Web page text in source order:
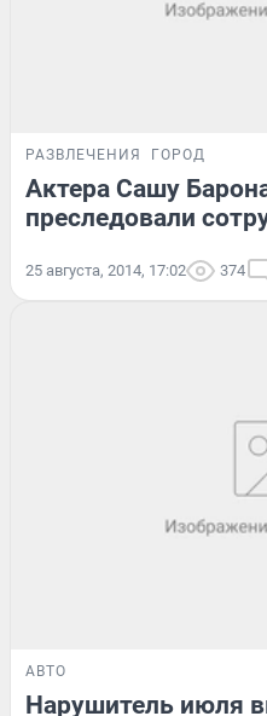
РАЗВЛЕЧЕНИЯ ГОРОД
Актера Сашу
преследовали
25 августа, 2014, 17:02 374
АВТО
Нарушитель июля